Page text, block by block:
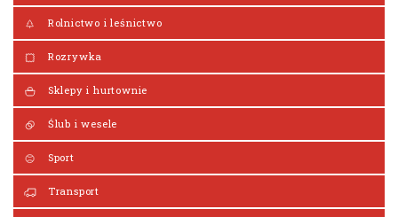
Rolnictwo i leśnictwo
Rozrywka
Sklepy i hurtownie
Ślub i wesele
Sport
Transport